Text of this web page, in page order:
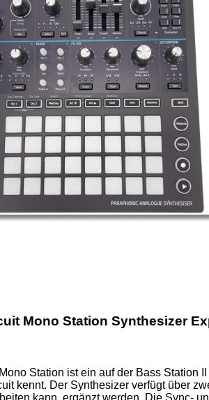
Mono Station Synthesizer
Station ist ein auf der Bass Station
kennt. Der Synthesizer verfügt über